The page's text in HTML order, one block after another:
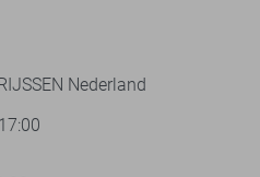
Nederland